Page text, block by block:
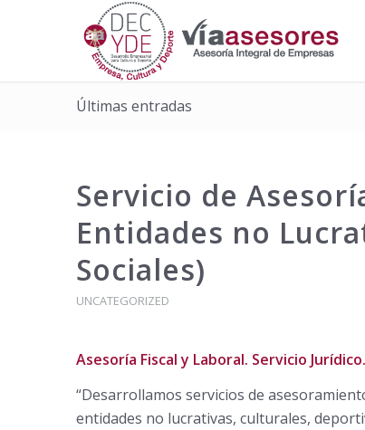
Últimas entradas
Servicio de
Entidades no
Sociales)
UNCATEGORIZED
Asesoría Fiscal y Laboral. Servicio
“Desarrollamos servicios de
entidades no lucrativas, culturales,